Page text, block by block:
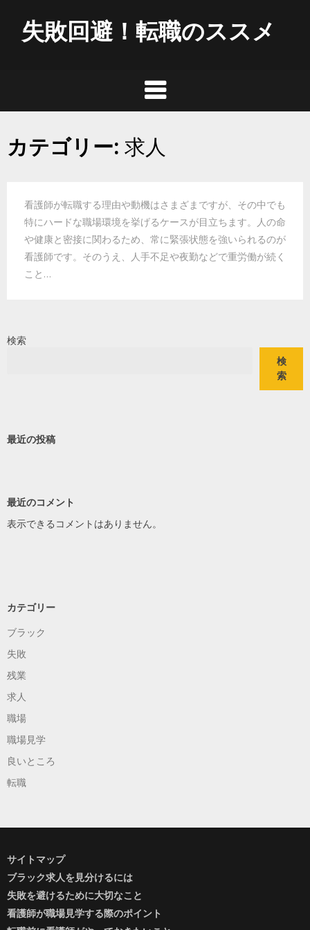
content失敗回避！転職のススメ
カテゴリー: 求人
看護師が転職する理由や動機はさまざまですが、その中でも
特にハードな職場環境を挙げるケースが目立ちます。人の命
や健康と密接に関わるため、常に緊張状態を強いられるのが
看護師です。そのうえ、人手不足や夜勤などで重労働が続く
こと…
検索
検
索
最近の投稿
最近のコメント
表示できるコメントはありません。
カテゴリー
ブラック
失敗
残業
求人
職場
職場見学
良いところ
転職
サイトマップ
ブラック求人を見分けるには
失敗を避けるために大切なこと
看護師が職場見学する際のポイント